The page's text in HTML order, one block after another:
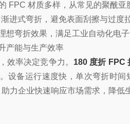
FPC 材质多样，从常见的聚酰
进式弯折，避免表面刮擦与过
想弯折效果，满足工业自动化电子
产能与生产效率
效率决定竞争力。 180 度折 FPC
设备运行速度快，单次弯折时
力企业快速响应市场需求，降低